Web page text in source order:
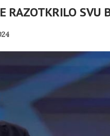
RAZOTKRILO
TKO
U
02/08/2026
TURIZAM
U